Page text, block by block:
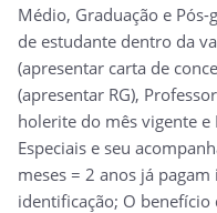
Médio, Graduação e
de estudante dentro da
(apresentar carta de
(apresentar RG),
holerite do mês vigente e
Especiais e seu
meses = 2 anos já
identificação; O benefício